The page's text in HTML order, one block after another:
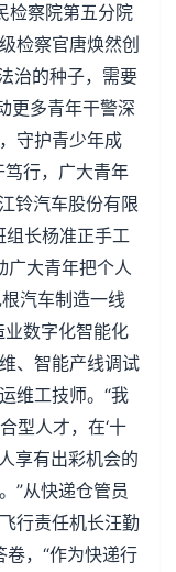
检察院第五分院
检察官唐焕然创
治的种子，需要
更多青年干警深
守护青少年成
笃行，广大青年
铃汽车股份有限
组长杨准正手工
广大青年把个人
汽车制造一线
业数字化智能化
、智能产线调试
维工技师。“我
型人才，在‘十
享有出彩机会的
”从快递仓管员
行责任机长汪勤
，“作为快递行